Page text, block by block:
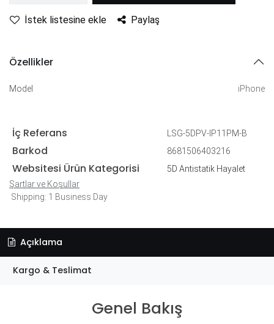
İstek listesine ekle Paylaş
Özellikler
Model iPhone
İç Referans LSG-5DPV-IP11PM-B
Barkod 8681506403216
Websitesi Ürün Kategorisi
5D Antistatik Hayalet
Şartlar ve Koşullar
Shipping: 1 Business Day
Açıklama
Kargo & Teslimat
Genel Bakış